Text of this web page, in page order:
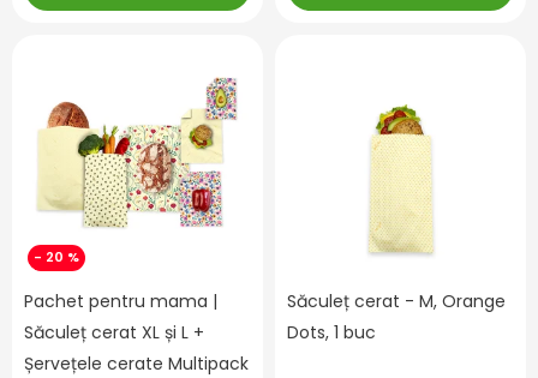
- 20 %
Pachet pentru mama |
Săculeț cerat XL și L +
Șervețele cerate Multipack
Săculeț cerat - M, Orange
Dots, 1 buc